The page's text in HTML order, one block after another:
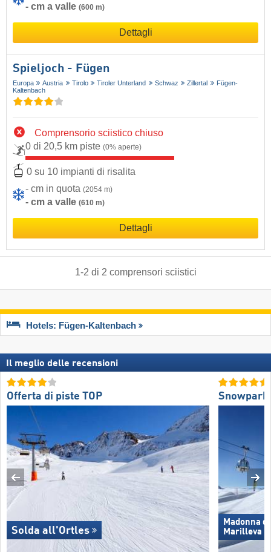
- cm a valle (600 m)
Dettagli
Spieljoch - Fügen
Europa Austria Tirolo Tiroler Unterland Schwaz Zillertal
Fügen-
Kaltenbach
Comprensorio sciistico chiuso
0 di 20,5 km piste (0% aperte)
0 su 10 impianti di risalita
- cm in quota (2054 m)
- cm a valle (610 m)
Dettagli
1-2 di 2 comprensori sciistici
Hotels: Fügen-Kaltenbach
Il meglio delle recensioni
Offerta di piste TOP
Solda all'Ortles
Madonna
Marilleva